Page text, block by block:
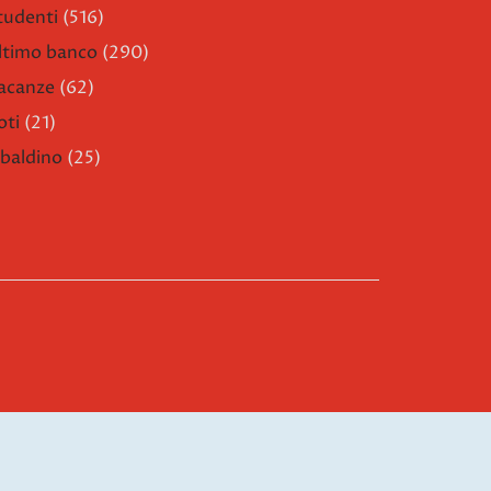
(516)
banco (290)
(62)
(21)
(25)